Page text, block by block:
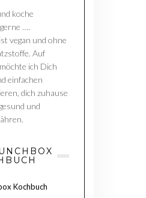
koche
….
vegan und ohne
Auf
ich Dich
einfachen
dich zuhause
und